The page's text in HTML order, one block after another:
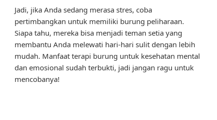
Jadi, jika Anda sedang merasa stres, coba
pertimbangkan untuk memiliki burung peliharaan.
Siapa tahu, mereka bisa menjadi teman setia yang
membantu Anda melewati hari-hari sulit dengan lebih
mudah. Manfaat terapi burung untuk kesehatan mental
dan emosional sudah terbukti, jadi jangan ragu untuk
mencobanya!